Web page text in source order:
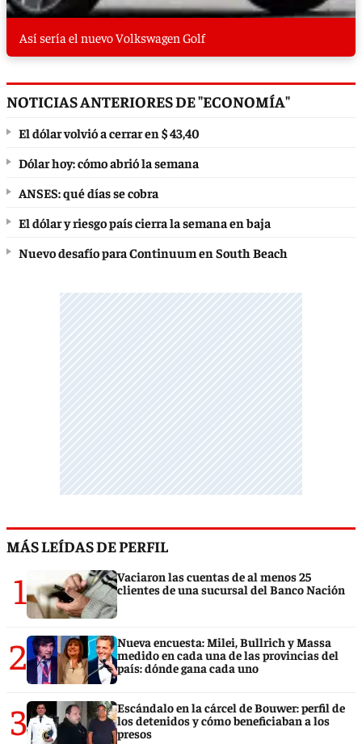
Así sería el nuevo Volkswagen Golf
NOTICIAS ANTERIORES DE "ECONOMÍA"
El dólar volvió a cerrar en $ 43,40
Dólar hoy: cómo abrió la semana
ANSES: qué días se cobra
El dólar y riesgo país cierra la semana en baja
Nuevo desafío para Continuum en South Beach
MÁS LEÍDAS DE PERFIL
1
Vaciaron las cuentas de al menos 25
clientes de una sucursal del Banco Nación
2
Nueva encuesta: Milei, Bullrich y Massa
medido en cada una de las provincias del
país: dónde gana cada uno
3
Escándalo en la cárcel de Bouwer: perfil de
los detenidos y cómo beneficiaban a los
presos